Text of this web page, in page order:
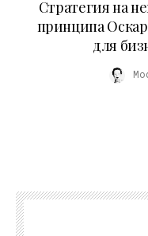
Стратегия на
принципа
для